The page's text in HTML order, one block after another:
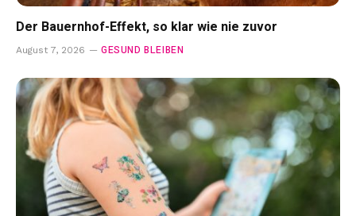
Der Bauernhof-Effekt, so klar wie nie zuvor
August 7, 2026 GESUND BLEIBEN